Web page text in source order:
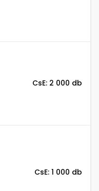
CsE: 2 000 db
CsE: 1 000 db